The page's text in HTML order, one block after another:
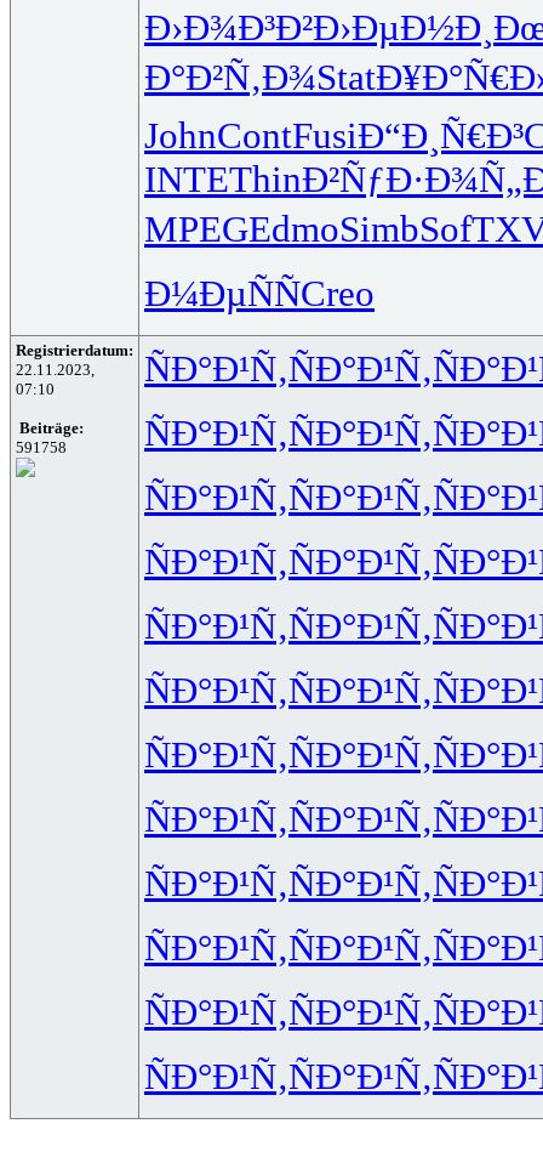
Ð›Ð¾Ð³Ð²Ð›ÐµÐ½Ð¸
Ð°Ð²Ñ‚Ð¾Stat
JohnContFusiÐ“Ð¸Ñ€Ð³
INTEThinÐ²ÑƒÐ·Ð¾
MPEGEdmoSimbSofT
Ð¼ÐµÑÑCreo
Registrierdatum:
22.11.2023,
07:10
Beiträge:
591758
ÑÐ°Ð¹Ñ‚ÑÐ°Ð¹Ñ‚
ÑÐ°Ð¹Ñ‚ÑÐ°Ð¹Ñ‚
ÑÐ°Ð¹Ñ‚ÑÐ°Ð¹Ñ‚
ÑÐ°Ð¹Ñ‚ÑÐ°Ð¹Ñ‚
ÑÐ°Ð¹Ñ‚ÑÐ°Ð¹Ñ‚
ÑÐ°Ð¹Ñ‚ÑÐ°Ð¹Ñ‚
ÑÐ°Ð¹Ñ‚ÑÐ°Ð¹Ñ‚
ÑÐ°Ð¹Ñ‚ÑÐ°Ð¹Ñ‚
ÑÐ°Ð¹Ñ‚ÑÐ°Ð¹Ñ‚
ÑÐ°Ð¹Ñ‚ÑÐ°Ð¹Ñ‚
ÑÐ°Ð¹Ñ‚ÑÐ°Ð¹Ñ‚
ÑÐ°Ð¹Ñ‚ÑÐ°Ð¹Ñ‚